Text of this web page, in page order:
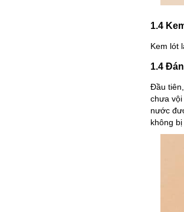
1.4
Kem lót
1.4
Đầu
chưa
nước
không bị